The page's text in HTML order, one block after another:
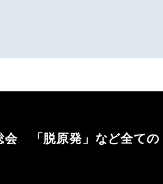
「脱原発」など全ての